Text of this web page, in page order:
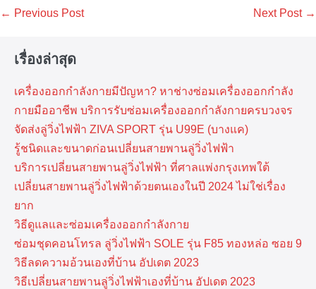
Post
← Previous Post Next Post →
เรื่องล่าสุด
เครื่องออกกำลังกายมีปัญหา? หาช่างซ่อมเครื่องออกกำลัง
กายมืออาชีพ บริการรับซ่อมเครื่องออกกำลังกายครบวงจร
จัดส่งลู่วิ่งไฟฟ้า ZIVA SPORT รุ่น U99E (บางแค)
รู้ชนิดและขนาดก่อนเปลี่ยนสายพานลู่วิ่งไฟฟ้า
บริการเปลี่ยนสายพานลู่วิ่งไฟฟ้า ที่​ศาลแพ่งกรุงเทพ​ใต้
เปลี่ยนสายพานลู่วิ่งไฟฟ้าด้วยตนเองในปี 2024 ไม่ใช่เรื่อง
ยาก
วิธีดูแลและซ่อมเครื่องออกกำลังกาย
ซ่อมชุดคอนโทรล ลู่วิ่งไฟฟ้า SOLE รุ่น F85 ทองหล่อ ซอย 9
วิธีลดความอ้วนเองที่บ้าน อัปเดต 2023
วิธีเปลี่ยนสายพานลู่วิ่งไฟฟ้าเองที่บ้าน อัปเดต 2023